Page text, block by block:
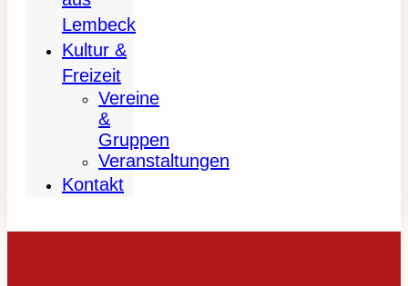
Lembeck
Kultur &
Freizeit
Vereine
&
Gruppen
Veranstaltungen
Kontakt